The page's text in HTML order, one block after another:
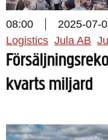
08:00 2025-07-
Logistics Jula AB
kvarts miljard